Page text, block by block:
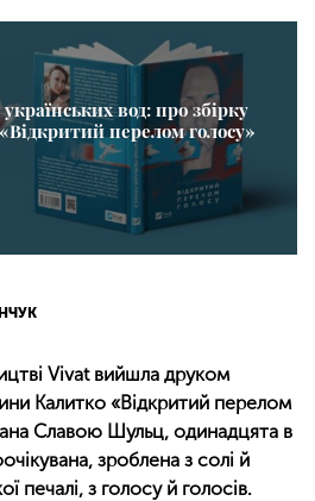
вод: про збірку
перелом голосу»
Vivat вийшла друком
Калитко «Відкритий перелом
Славою Шульц, одинадцята в
зроблена з солі й
печалі, з голосу й голосів.